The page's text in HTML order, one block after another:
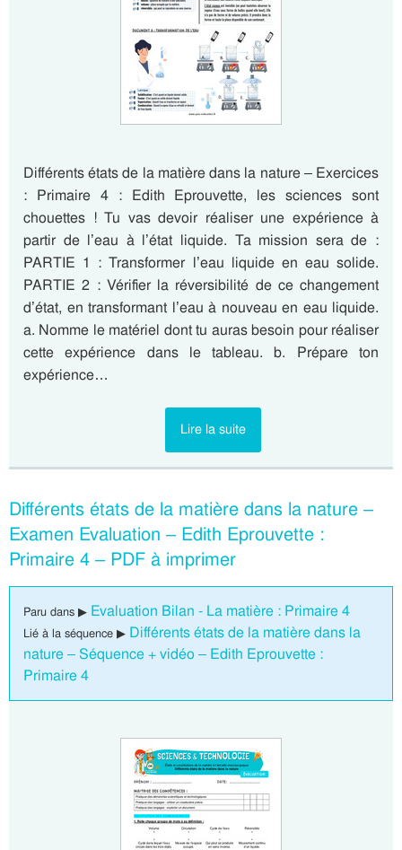
Différents états de la matière dans la nature – Exercices
: Primaire 4 : Edith Eprouvette, les sciences sont
chouettes ! Tu vas devoir réaliser une expérience à
partir de l’eau à l’état liquide. Ta mission sera de :
PARTIE 1 : Transformer l’eau liquide en eau solide.
PARTIE 2 : Vérifier la réversibilité de ce changement
d’état, en transformant l’eau à nouveau en eau liquide.
a. Nomme le matériel dont tu auras besoin pour réaliser
cette expérience dans le tableau. b. Prépare ton
expérience…
Lire la suite
Différents états de la matière dans la nature –
Examen Evaluation – Edith Eprouvette :
Primaire 4 – PDF à imprimer
Paru dans ▶ Evaluation Bilan - La matière : Primaire 4
Lié à la séquence ▶ Différents états de la matière dans la
nature – Séquence + vidéo – Edith Eprouvette :
Primaire 4